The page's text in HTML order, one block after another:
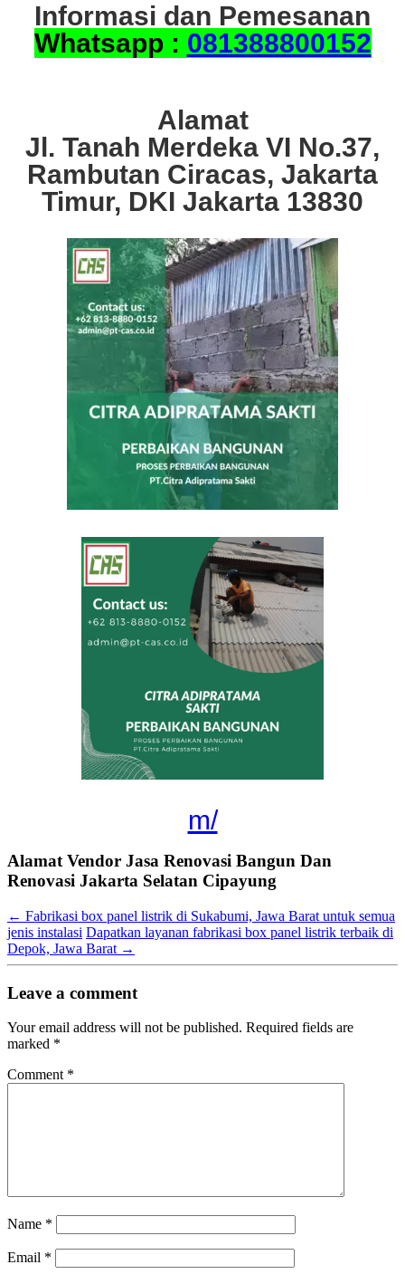
Informasi dan Pemesanan
Whatsapp : 081388800152
Alamat
Jl. Tanah Merdeka VI No.37,
Rambutan Ciracas, Jakarta
Timur, DKI Jakarta 13830
m/
Alamat Vendor Jasa Renovasi Bangun Dan
Renovasi Jakarta Selatan Cipayung
← Fabrikasi box panel listrik di Sukabumi, Jawa Barat untuk semua
jenis instalasi Dapatkan layanan fabrikasi box panel listrik terbaik di
Depok, Jawa Barat →
Leave a comment
Your email address will not be published. Required fields are
marked *
Comment *
Name *
Email *